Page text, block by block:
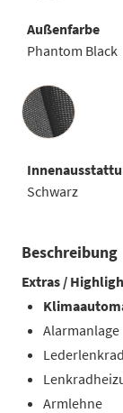
Außenfarbe
Phantom Black
Innenausstattung
Schwarz
Beschreibung
Extras /
Alarmanlage
Lederlenkrad
Armlehne